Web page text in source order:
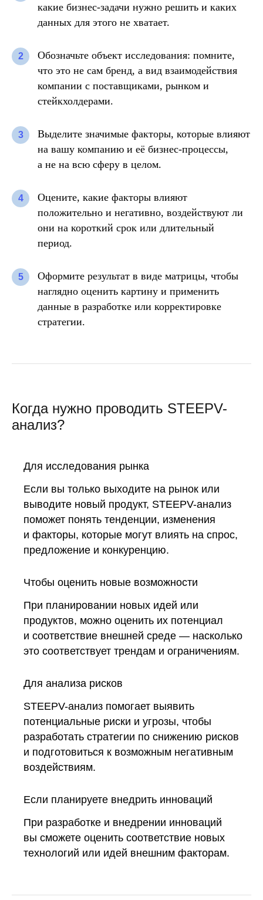
какие бизнес-задачи нужно решить и каких
данных для этого не хватает.
2 Обозначьте объект исследования: помните,
что это не сам бренд, а вид взаимодействия
компании с поставщиками, рынком и
стейкхолдерами.
3 Выделите значимые факторы, которые влияют
на вашу компанию и её бизнес-процессы,
а не на всю сферу в целом.
4
Оцените, какие факторы влияют
положительно и негативно, воздействуют ли
они на короткий срок или длительный
период.
5 Оформите результат в виде матрицы, чтобы
наглядно оценить картину и применить
данные в разработке или корректировке
стратегии.
Когда нужно проводить STEEPV-
анализ?
Для исследования рынка
Если вы только выходите на рынок или
выводите новый продукт, STEEPV-анализ
поможет понять тенденции, изменения
и факторы, которые могут влиять на спрос,
предложение и конкуренцию.
Чтобы оценить новые возможности
При планировании новых идей или
продуктов, можно оценить их потенциал
и соответствие внешней среде — насколько
это соответствует трендам и ограничениям.
Для анализа рисков
STEEPV-анализ помогает выявить
потенциальные риски и угрозы, чтобы
разработать стратегии по снижению рисков
и подготовиться к возможным негативным
воздействиям.
Если планируете внедрить инноваций
При разработке и внедрении инноваций
вы сможете оценить соответствие новых
технологий или идей внешним факторам.